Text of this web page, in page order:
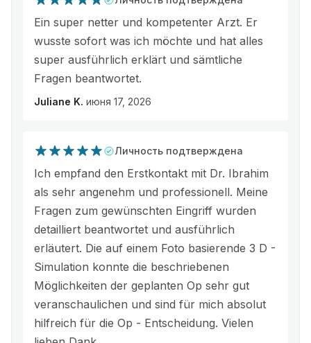
Ein super netter und kompetenter Arzt. Er
wusste sofort was ich möchte und hat alles
super ausführlich erklärt und sämtliche
Fragen beantwortet.
Juliane K. июня 17, 2026
Личность подтверждена
Ich empfand den Erstkontakt mit Dr. Ibrahim
als sehr angenehm und professionell. Meine
Fragen zum gewünschten Eingriff wurden
detailliert beantwortet und ausführlich
erläutert. Die auf einem Foto basierende 3 D -
Simulation konnte die beschriebenen
Möglichkeiten der geplanten Op sehr gut
veranschaulichen und sind für mich absolut
hilfreich für die Op - Entscheidung. Vielen